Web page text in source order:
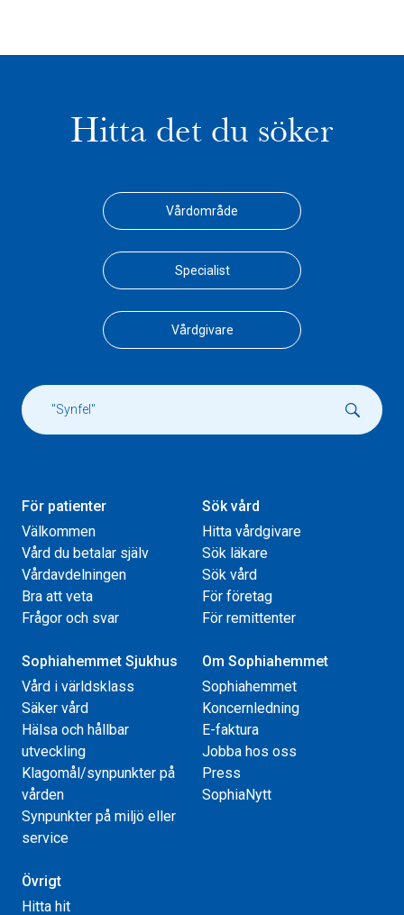
Hitta det du söker
Vårdområde
Specialist
Vårdgivare
För patienter
Välkommen
Vård du betalar själv
Vårdavdelningen
Bra att veta
Frågor och svar
Sök vård
Hitta vårdgivare
Sök läkare
Sök vård
För företag
För remittenter
Sophiahemmet Sjukhus
Vård i världsklass
Säker vård
Hälsa och hållbar
utveckling
Klagomål/synpunkter på
vården
Synpunkter på miljö eller
service
Om Sophiahemmet
Sophiahemmet
Koncernledning
E-faktura
Jobba hos oss
Press
SophiaNytt
Övrigt
Hitta hit